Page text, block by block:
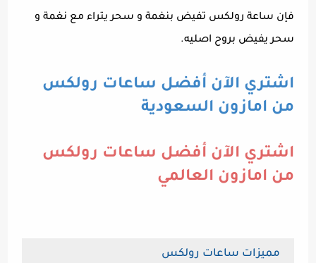
فإن ساعة رولكس تفيض بنغمة و سحر يتراء مع نغمة و
سحر يفيض بروح اصليه.
اشتري الآن أفضل ساعات رولكس
من امازون السعودية
اشتري الآن أفضل ساعات رولكس
من امازون العالمي
مميزات ساعات رولكس